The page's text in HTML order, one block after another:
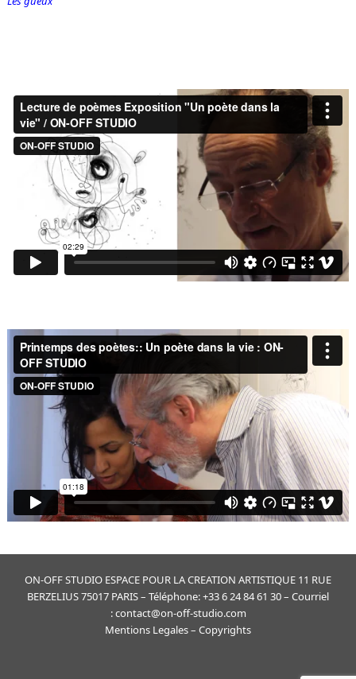
ON-OFF STUDIO ESPACE POUR LA CREATION ARTISTIQUE 11 RUE
BERZELIUS 75017 PARIS – Téléphone: +33 6 24 84 61 30 – Courriel
: contact@on-off-studio.com
Mentions Legales– Copyrights